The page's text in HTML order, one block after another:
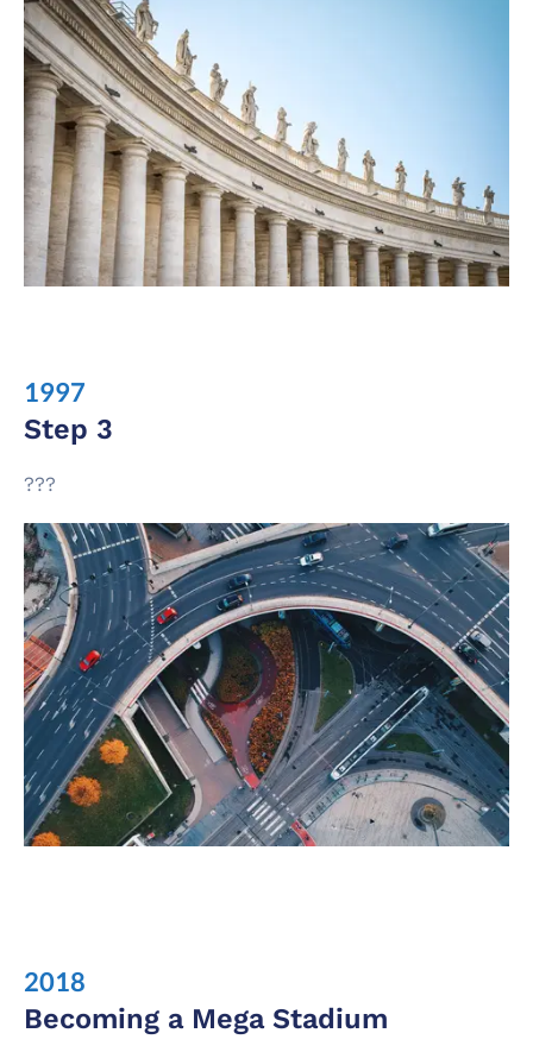
1997
Step 3
???
2018
Becoming a Mega Stadium